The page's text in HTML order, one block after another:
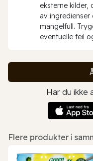
eksterne kilder,
av
mangelfull.
eventuelle feil
Har du ikke
Flere produkter i